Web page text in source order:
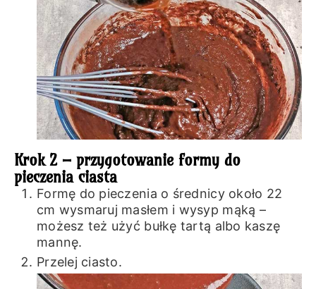
Krok 2 – przygotowanie formy do
pieczenia ciasta
Formę do pieczenia o średnicy około 22
cm wysmaruj masłem i wysyp mąką –
możesz też użyć bułkę tartą albo kaszę
mannę.
Przelej ciasto.